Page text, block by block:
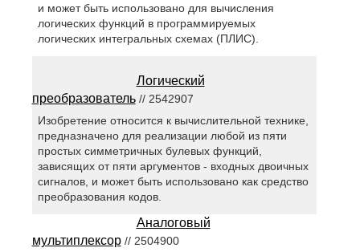
и может быть использовано для вычисления
логических функций в программируемых
логических интегральных схемах (ПЛИС).
Логический
преобразователь// 2542907
Изобретение относится к вычислительной технике,
предназначено для реализации любой из пяти
простых симметричных булевых функций,
зависящих от пяти аргументов - входных двоичных
сигналов, и может быть использовано как средство
преобразования кодов.
Аналоговый
мультиплексор// 2504900